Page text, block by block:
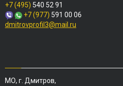
+7 (495) 540 52 91
+7 (977) 591 00 06
dmitrovprofil3@mail.ru
МО, г. Дмитров,